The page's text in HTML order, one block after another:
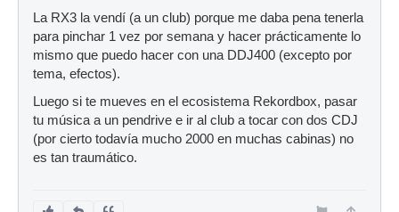
La RX3 la vendí (a un club) porque me daba pena tenerla
para pinchar 1 vez por semana y hacer prácticamente lo
mismo que puedo hacer con una DDJ400 (excepto por
tema, efectos).
Luego si te mueves en el ecosistema Rekordbox, pasar
tu música a un pendrive e ir al club a tocar con dos CDJ
(por cierto todavía mucho 2000 en muchas cabinas) no
es tan traumático.